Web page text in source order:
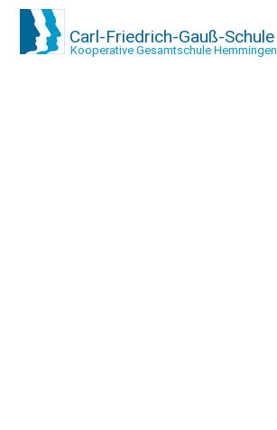
Carl-Friedrich-Gauß-Schule
Kooperative Gesamtschule Hemmingen